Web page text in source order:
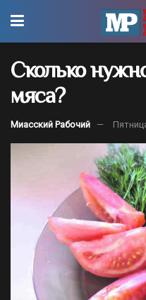
Сколько
мяса?
Миасский Рабочий